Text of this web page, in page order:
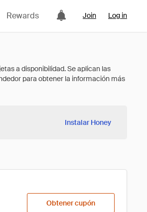
Rewards Join Log in
Instalar Honey
Obtener cupón